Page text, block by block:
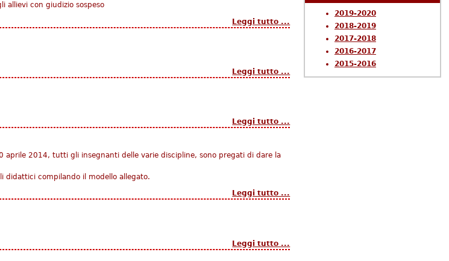
allievi con giudizio sospeso
Leggi tutto ...
Leggi tutto ...
Leggi tutto ...
aprile 2014, tutti gli insegnanti delle varie discipline, sono pregati di dare la
didattici compilando il modello allegato.
Leggi tutto ...
Leggi tutto ...
2019-2020
2018-2019
2017-2018
2016-2017
2015-2016